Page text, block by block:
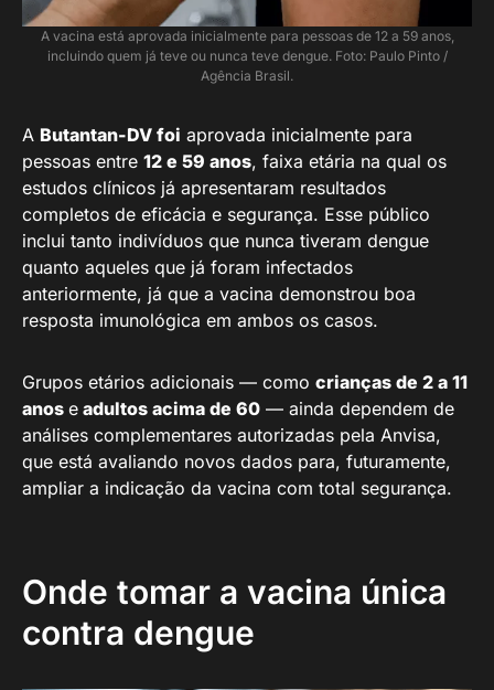
A vacina está aprovada inicialmente para pessoas de 12 a 59 anos,
incluindo quem já teve ou nunca teve dengue. Foto: Paulo Pinto /
Agência Brasil.
A Butantan-DV foi aprovada inicialmente para
pessoas entre 12 e 59 anos, faixa etária na qual os
estudos clínicos já apresentaram resultados
completos de eficácia e segurança. Esse público
inclui tanto indivíduos que nunca tiveram dengue
quanto aqueles que já foram infectados
anteriormente, já que a vacina demonstrou boa
resposta imunológica em ambos os casos.
Grupos etários adicionais — como crianças de 2 a 11
anos e adultos acima de 60 — ainda dependem de
análises complementares autorizadas pela Anvisa,
que está avaliando novos dados para, futuramente,
ampliar a indicação da vacina com total segurança.
Onde tomar a vacina única
contra dengue